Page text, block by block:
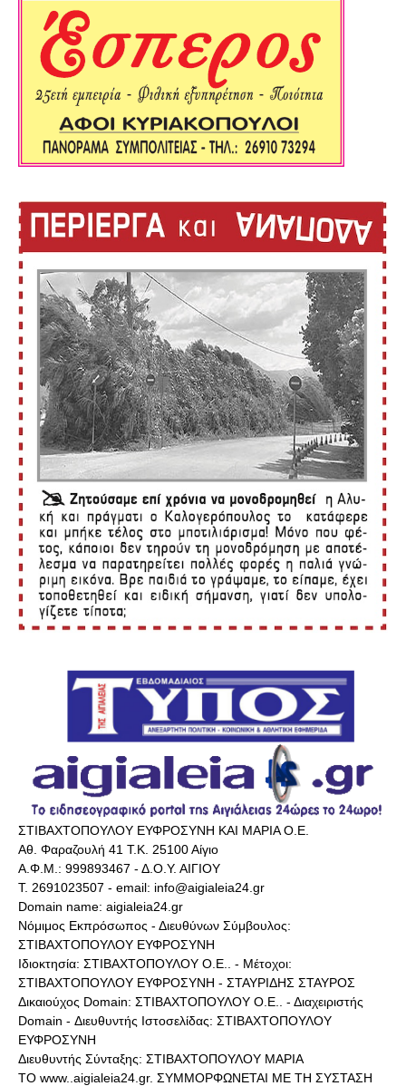
ΣΤΙΒΑΧΤΟΠΟΥΛΟΥ ΕΥΦΡΟΣΥΝΗ ΚΑΙ ΜΑΡΙΑ Ο.Ε.
Αθ. Φαραζουλή 41 Τ.Κ. 25100 Αίγιο
Α.Φ.Μ.: 999893467 - Δ.Ο.Υ. ΑΙΓΙΟΥ
Τ. 2691023507 - email: info@aigialeia24.gr
Domain name: aigialeia24.gr
Νόμιμος Εκπρόσωπος - Διευθύνων Σύμβουλος:
ΣΤΙΒΑΧΤΟΠΟΥΛΟΥ ΕΥΦΡΟΣΥΝΗ
Ιδιοκτησία: ΣΤΙΒΑΧΤΟΠΟΥΛΟΥ Ο.Ε.. - Μέτοχοι:
ΣΤΙΒΑΧΤΟΠΟΥΛΟΥ ΕΥΦΡΟΣΥΝΗ - ΣΤΑΥΡΙΔΗΣ ΣΤΑΥΡΟΣ
Δικαιούχος Domain: ΣΤΙΒΑΧΤΟΠΟΥΛΟΥ Ο.Ε.. - Διαχειριστής
Domain - Διευθυντής Ιστοσελίδας: ΣΤΙΒΑΧΤΟΠΟΥΛΟΥ
ΕΥΦΡΟΣΥΝΗ
Διευθυντής Σύνταξης: ΣΤΙΒΑΧΤΟΠΟΥΛΟΥ ΜΑΡΙΑ
ΤΟ www..aigialeia24.gr. ΣΥΜΜΟΡΦΩΝΕΤΑΙ ΜΕ ΤΗ ΣΥΣΤΑΣΗ